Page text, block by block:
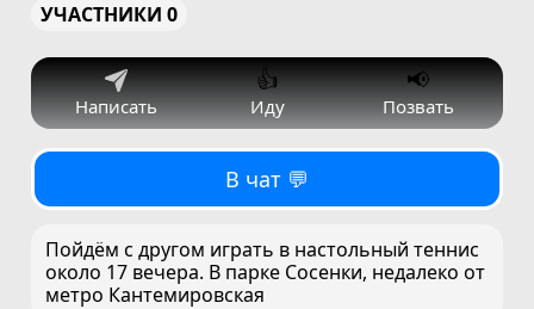
УЧАСТНИКИ 0
Написать
👍
Иду
📢
Позвать
В чат 💬
Пойдём с другом играть в настольный теннис
около 17 вечера. В парке Сосенки, недалеко от
метро Кантемировская